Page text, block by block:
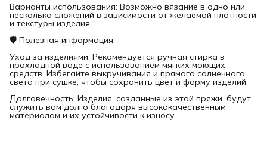
Варианты использования: Возможно вязание в одно или
несколько сложений в зависимости от желаемой плотности
и текстуры изделия.
🛡️ Полезная информация:
Уход за изделиями: Рекомендуется ручная стирка в
прохладной воде с использованием мягких моющих
средств. Избегайте выкручивания и прямого солнечного
света при сушке, чтобы сохранить цвет и форму изделий.
Долговечность: Изделия, созданные из этой пряжи, будут
служить вам долго благодаря высококачественным
материалам и их устойчивости к износу.